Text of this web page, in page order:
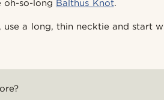
oh-so-long Balthus Knot.
use a long, thin necktie and start